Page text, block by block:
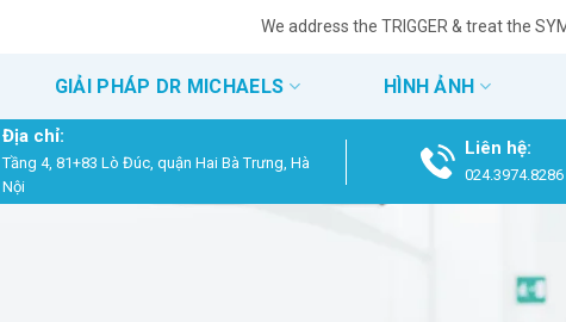
We address the TRIGGER & treat the
GIẢI PHÁP DR MICHAELS HÌNH ẢNH
Địa chỉ:
Tầng 4, 81+83 Lò Đúc, quận Hai Bà Trưng, Hà
Nội
Liên hệ:
024.3974.8286